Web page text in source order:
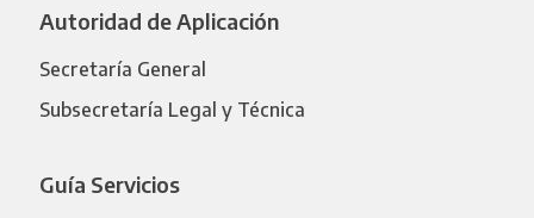
Autoridad de Aplicación
Secretaría General
Subsecretaría Legal y Técnica
Guía Servicios